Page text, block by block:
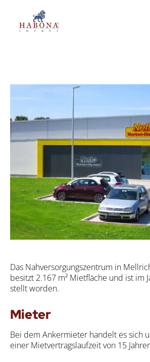
Habona Invest GmbH
Das Nah­ver­sor­gungs­zen­trum in
besitzt 2.167 m² Miet­flä­che und ist im
stellt wor­den.
Mie­ter
Bei dem Anker­mie­ter han­delt es sich
einer Miet­ver­trags­lauf­zeit von 15